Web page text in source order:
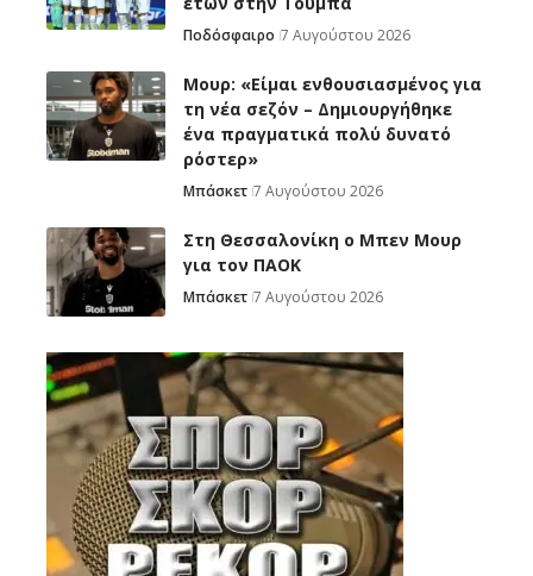
Ποδόσφαιρο 7 Αυγούστου 2026
Μουρ: «Είμαι ενθουσιασμένος για
τη νέα σεζόν – Δημιουργήθηκε
ένα πραγματικά πολύ δυνατό
ρόστερ»
Μπάσκετ 7 Αυγούστου 2026
Στη Θεσσαλονίκη ο Μπεν Μουρ
για τον ΠΑΟΚ
Μπάσκετ 7 Αυγούστου 2026